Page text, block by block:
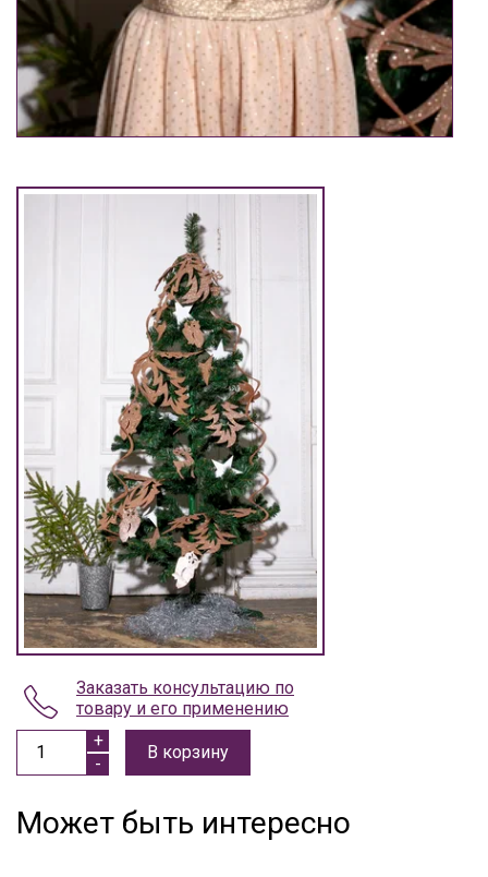
Заказать консультацию по
товару и его применению
В корзину
Может быть интересно